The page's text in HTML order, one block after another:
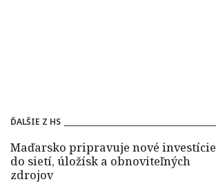
ĎALŠIE Z HS
Maďarsko pripravuje nové investície
do sietí, úložísk a obnoviteľných
zdrojov